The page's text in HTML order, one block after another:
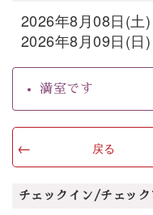
2026年8月08日(土
2026年8月09日(日
満室です
戻る
チェックイン/チェック